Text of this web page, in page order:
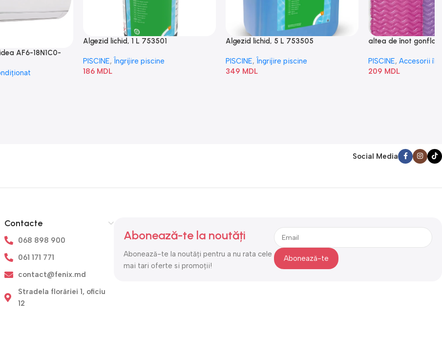
AF6-18N1C0-
Algezid lichid, 1 L 753501
PISCINE, Îngrijire piscine
186 MDL
Algezid lichid, 5 L 753505
PISCINE, Îngrijire piscine
349 MDL
altea de înot
PISCINE, Accesorii
209 MDL
Social Media
Contacte
068 898 900
061 171 771
contact@fenix.md
Stradela florăriei 1, oficiu
12
Abonează-te la noutăți
Abonează-te la noutăți pentru a nu rata cele
mai tari oferte si promoții!